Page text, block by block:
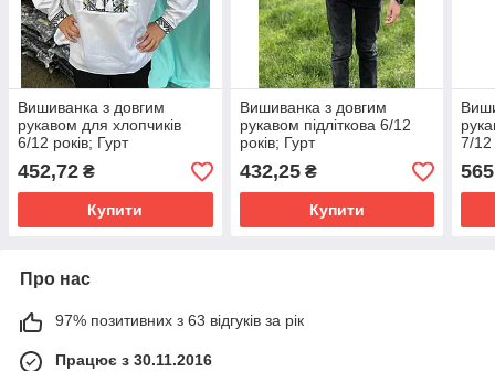
Вишиванка з довгим
рукавом для хлопчиків
6/12 років; Гурт
452,72 ₴
Купити
Вишиванка з довгим
рукавом підліткова 6/12
років; Гурт
432,25₴
Купити
7/12
565
Про нас
97% позитивних з 63 відгуків за рік
Працює з 30.11.2016